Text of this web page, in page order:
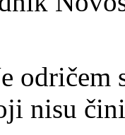
odričem
nisu